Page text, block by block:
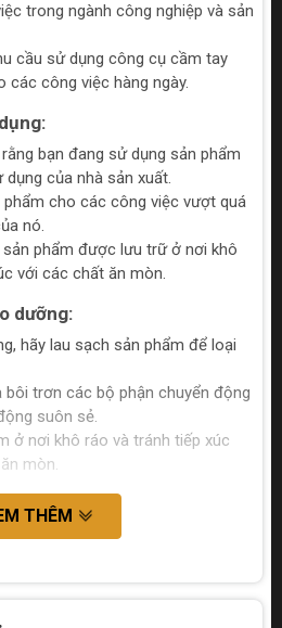
trong ngành công nghiệp và sản
cầu sử dụng công cụ cầm tay
các công việc hàng ngày.
bạn đang sử dụng sản phẩm
của nhà sản xuất.
phẩm cho các công việc vượt quá
nó.
sản phẩm được lưu trữ ở nơi khô
với các chất ăn mòn.
dưỡng:
hãy lau sạch sản phẩm để loại
bôi trơn các bộ phận chuyển động
suôn sẻ.
ở nơi khô ráo và tránh tiếp xúc
mòn.
THÊM